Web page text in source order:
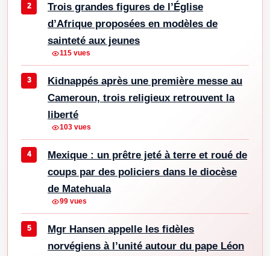
Trois grandes figures de l’Église
d’Afrique proposées en modèles de
sainteté aux jeunes
115 vues
Kidnappés après une première messe au
Cameroun, trois religieux retrouvent la
liberté
103 vues
Mexique : un prêtre jeté à terre et roué de
coups par des policiers dans le diocèse
de Matehuala
99 vues
Mgr Hansen appelle les fidèles
norvégiens à l’unité autour du pape Léon